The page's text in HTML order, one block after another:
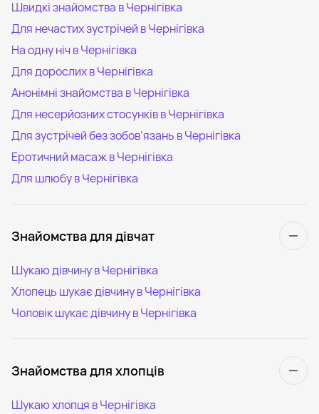
Швидкі знайомства в Чернігівка
Для нечастих зустрічей в Чернігівка
На одну ніч в Чернігівка
Для дорослих в Чернігівка
Анонімні знайомства в Чернігівка
Для несерйозних стосунків в Чернігівка
Для зустрічей без зобов’язань в Чернігівка
Еротичний масаж в Чернігівка
Для шлюбу в Чернігівка
Знайомства для дівчат
Шукаю дівчину в Чернігівка
Хлопець шукає дівчину в Чернігівка
Чоловік шукає дівчину в Чернігівка
Знайомства для хлопців
Шукаю хлопця в Чернігівка